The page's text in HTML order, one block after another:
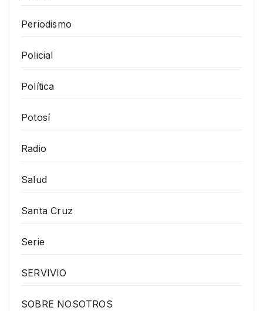
Periodismo
Policial
Política
Potosí
Radio
Salud
Santa Cruz
Serie
SERVIVIO
SOBRE NOSOTROS